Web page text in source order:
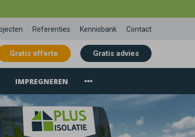
Referenties Kennisbank Contact
Gratis offerte Gratis advies
IMPREGNEREN